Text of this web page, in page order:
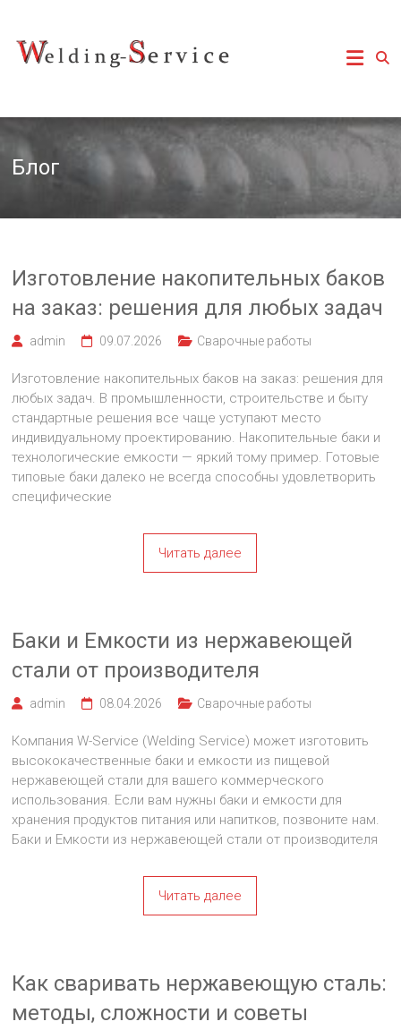
содержимому
Сварочные
Киев
аргонная сварка
Киев, изготовление
металлоконструкций
Блог
Изготовление накопительных баков
на заказ: решения для любых задач
admin 09.07.2026 Сварочные работы
Изготовление накопительных баков на заказ: решения для
любых задач. В промышленности, строительстве и быту
стандартные решения все чаще уступают место
индивидуальному проектированию. Накопительные баки и
технологические емкости — яркий тому пример. Готовые
типовые баки далеко не всегда способны удовлетворить
специфические
Читать далее
Баки и Емкости из нержавеющей
стали от производителя
admin 08.04.2026 Сварочные работы
Компания W-Service (Welding Service) может изготовить
высококачественные баки и емкости из пищевой
нержавеющей стали для вашего коммерческого
использования. Если вам нужны баки и емкости для
хранения продуктов питания или напитков, позвоните нам.
Баки и Емкости из нержавеющей стали от производителя
Читать далее
Как сваривать нержавеющую сталь:
методы, сложности и советы